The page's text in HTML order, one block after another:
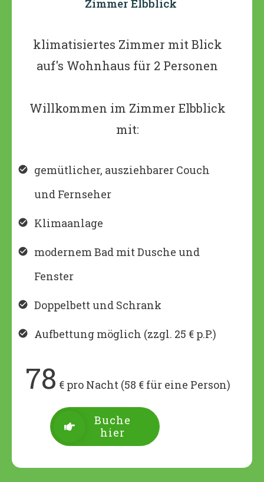
Zimmer Elbblick
klimatisiertes Zimmer mit Blick
auf's Wohnhaus für 2 Personen
Willkommen im Zimmer Elbblick
mit:
gemütlicher, ausziehbarer Couch
und Fernseher
Klimaanlage
modernem Bad mit Dusche und
Fenster
Doppelbett und Schrank
Aufbettung möglich (zzgl. 25 € p.P.)
78 € pro Nacht (58 € für eine Person)
Buche
hier